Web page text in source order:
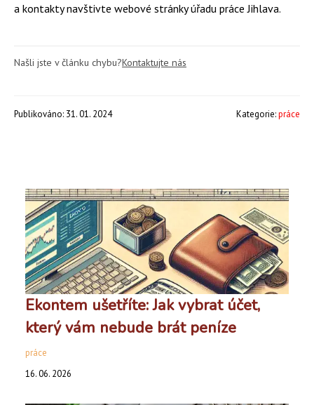
a kontakty navštivte webové stránky úřadu práce Jihlava.
Našli jste v článku chybu?Kontaktujte nás
Publikováno: 31. 01. 2024 Kategorie:práce
Ekontem ušetříte: Jak vybrat účet,
který vám nebude brát peníze
práce
16. 06. 2026